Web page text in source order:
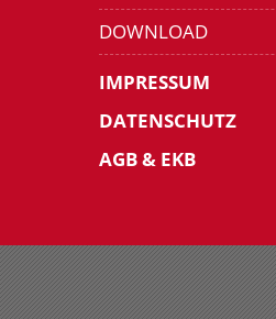
DOWNLOAD
IMPRESSUM
DATENSCHUTZ
AGB & EKB